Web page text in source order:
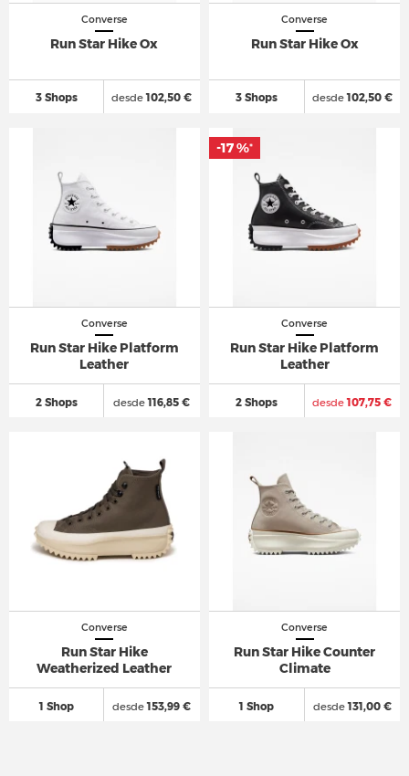
Converse
Run Star Hike Ox
3 Shops desde102,50 €
Converse
Run Star Hike Ox
3 Shops desde102,50 €
Converse
Run Star Hike Platform
Leather
2 Shops desde116,85 €
Converse
Run Star Hike Platform
Leather
2 Shops desde107,75 €
-17 %*
-17 %*
Converse
Run Star Hike
Weatherized Leather
1 Shop desde153,99 €
Converse
Run Star Hike Counter
Climate
1 Shop desde131,00 €